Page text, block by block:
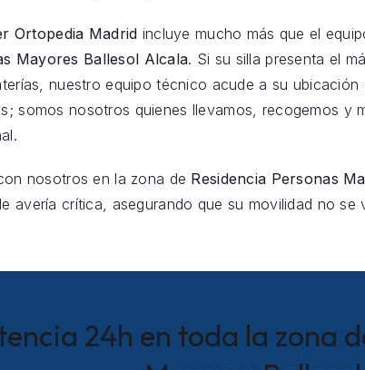
Ortopedia Madrid incluye mucho más que el
Mayores Ballesol Alcala. Si su silla presenta el
nuestro equipo técnico acude a su
somos nosotros quienes llevamos, recogemos y
nosotros en la zona de Residencia Personas
avería crítica, asegurando que su movilidad no
24h en toda la zona